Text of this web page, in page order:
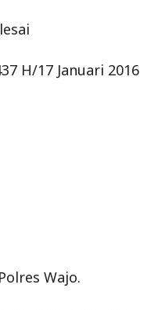
H/17 Januari 2016
Wajo.